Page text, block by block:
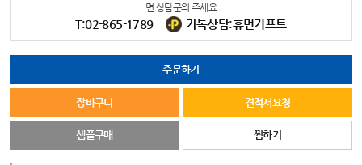
면 상담문의 주세요
T:02-865-1789 카톡상담:휴먼기프트
주문하기
장바구니 견적서요청
샘플구매 찜하기